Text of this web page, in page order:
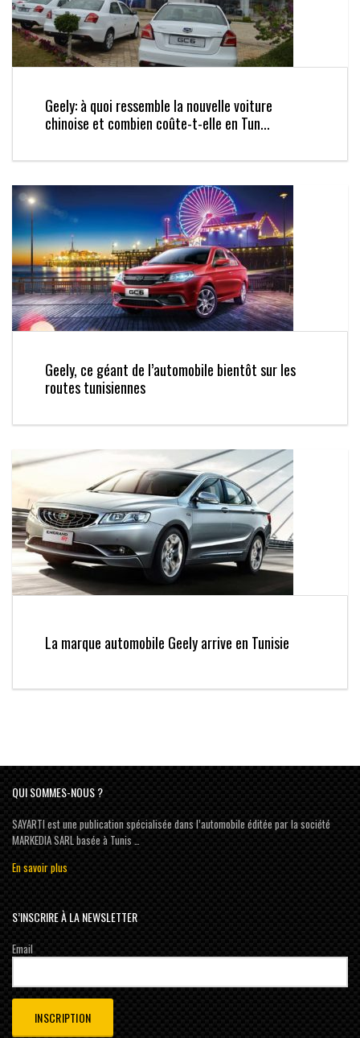
Geely: à quoi ressemble la nouvelle voiture
chinoise et combien coûte-t-elle en Tun...
Geely, ce géant de l’automobile bientôt sur les
routes tunisiennes
La marque automobile Geely arrive en Tunisie
QUI SOMMES-NOUS ?
SAYARTI est une publication spécialisée dans l’automobile éditée par la société
MARKEDIA SARL basée à Tunis …
En savoir plus
S’INSCRIRE À LA NEWSLETTER
Email